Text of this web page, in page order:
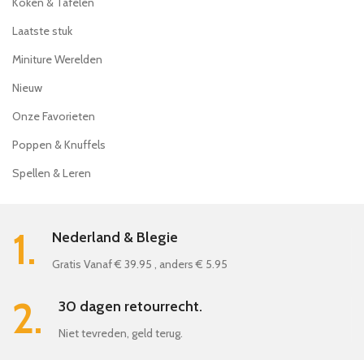
Laatste stuk
Miniture Werelden
Nieuw
Onze Favorieten
Poppen & Knuffels
Spellen & Leren
1. Nederland & Blegie
Gratis Vanaf € 39.95 , anders € 5.95
2. 30 dagen retourrecht.
Niet tevreden, geld terug.